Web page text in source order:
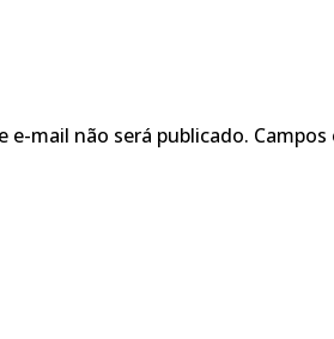
e-mail não será publicado.